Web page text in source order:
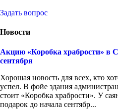
Задать вопрос
Новости
Акцию «Коробка храбрости» в
сентября
Хорошая новость для всех, кто
успел. В фойе здания
стоит «Коробка храбрости». У
подарок до начала сентябр...